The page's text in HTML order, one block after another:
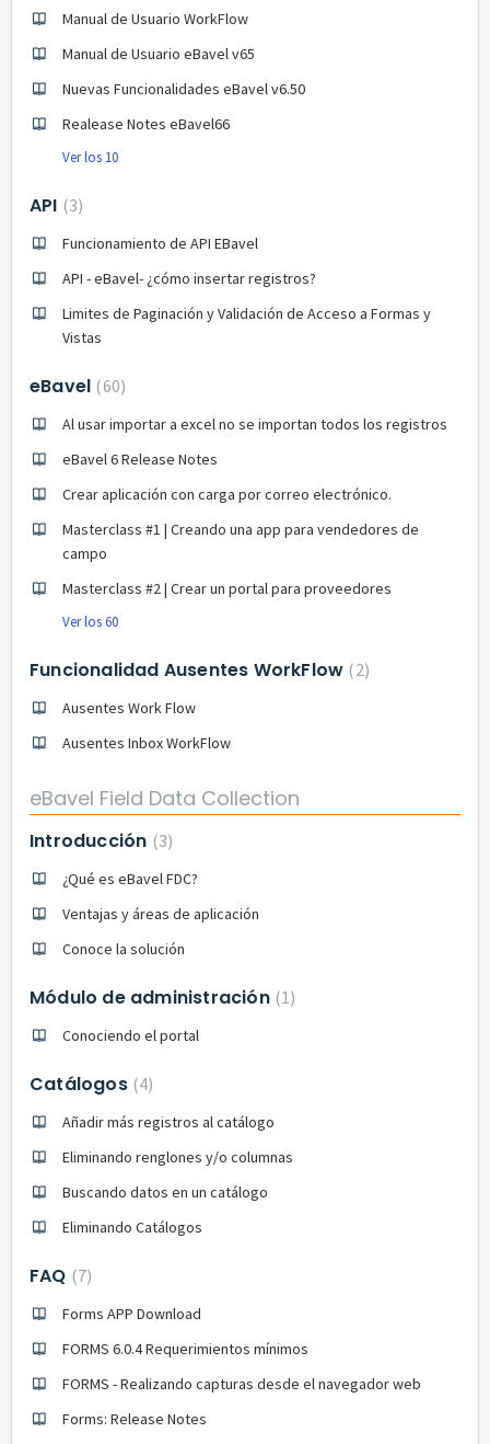
Manual de Usuario WorkFlow
Manual de Usuario eBavel v65
Nuevas Funcionalidades eBavel v6.50
Realease Notes eBavel66
Ver los 10
API 3
Funcionamiento de API EBavel
API - eBavel- ¿cómo insertar registros?
Limites de Paginación y Validación de Acceso a Formas y
Vistas
eBavel 60
Al usar importar a excel no se importan todos los registros
eBavel 6 Release Notes
Crear aplicación con carga por correo electrónico.
Masterclass #1 | Creando una app para vendedores de
campo
Masterclass #2 | Crear un portal para proveedores
Ver los 60
Funcionalidad Ausentes WorkFlow 2
Ausentes Work Flow
Ausentes Inbox WorkFlow
eBavel Field Data Collection
Introducción 3
¿Qué es eBavel FDC?
Ventajas y áreas de aplicación
Conoce la solución
Módulo de administración 1
Conociendo el portal
Catálogos 4
Añadir más registros al catálogo
Eliminando renglones y/o columnas
Buscando datos en un catálogo
Eliminando Catálogos
FAQ 7
Forms APP Download
FORMS 6.0.4 Requerimientos mínimos
FORMS - Realizando capturas desde el navegador web
Forms: Release Notes